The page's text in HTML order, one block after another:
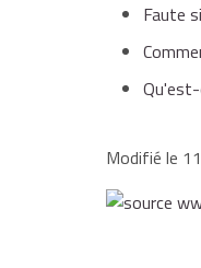
Faute
Qu'est-
Modifié le